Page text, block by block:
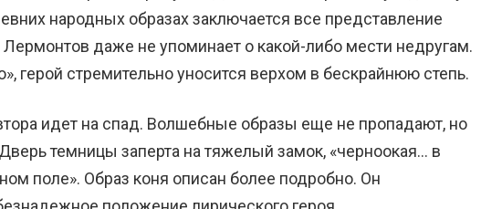
народных образах заключается все представление
Лермонтов даже не упоминает о какой-либо мести недругам.
герой стремительно уносится верхом в бескрайнюю степь.
идет на спад. Волшебные образы еще не пропадают, но
темницы заперта на тяжелый замок, «черноокая… в
поле». Образ коня описан более подробно. Он